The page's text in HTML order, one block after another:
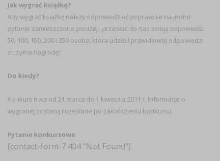
Jak wygrać książkę?
Aby wygrać książkę należy odpowiedzieć poprawnie na jedno
pytanie zamieszczone poniżej i przesłać do nas swoją odpowiedź.
50, 100, 150, 200 i 250 osoba, która udzieli prawidłowej odpowiedzi
otrzyma nagrodę!
Do kiedy?
Konkurs trwa od 21 marca do 1 kwietnia 2011 r. Informacje o
wygranej zostaną rozesłane po zakończeniu konkursu.
Pytanie konkursowe
[contact-form-7 404 "Not Found"]